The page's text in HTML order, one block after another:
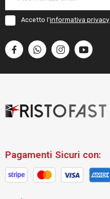
Accetto l'informativa privacy
Pagamenti Sicuri con: